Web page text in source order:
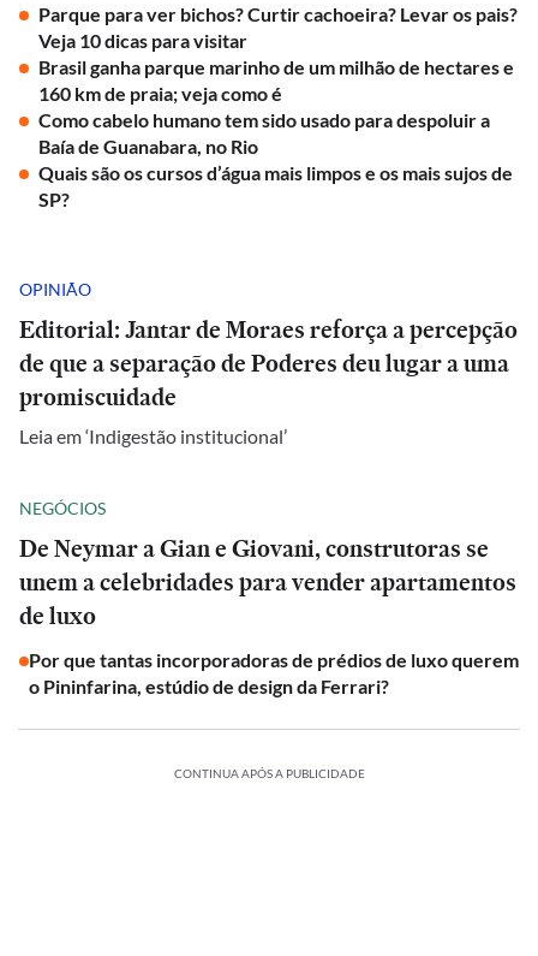
Parque para ver bichos? Curtir cachoeira? Levar os pais?
Veja 10 dicas para visitar
Brasil ganha parque marinho de um milhão de hectares e
160 km de praia; veja como é
Como cabelo humano tem sido usado para despoluir a
Baía de Guanabara, no Rio
Quais são os cursos d’água mais limpos e os mais sujos de
SP?
OPINIÃO
Editorial: Jantar de Moraes reforça a percepção
de que a separação de Poderes deu lugar a uma
promiscuidade
Leia em ‘Indigestão institucional’
NEGÓCIOS
De Neymar a Gian e Giovani, construtoras se
unem a celebridades para vender apartamentos
de luxo
Por que tantas incorporadoras de prédios de luxo querem
o Pininfarina, estúdio de design da Ferrari?
CONTINUA APÓS A PUBLICIDADE